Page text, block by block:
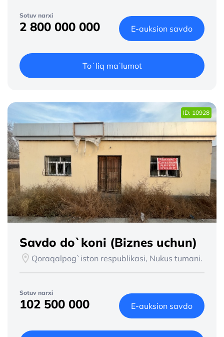
Sotuv narxi
2 800 000 000 E-auksion savdo
Toʻliq maʼlumot
ID: 10928
Savdo do`koni (Biznes uchun)
Qoraqalpog`iston respublikasi, Nukus tumani.
Sotuv narxi
102 500 000 E-auksion savdo